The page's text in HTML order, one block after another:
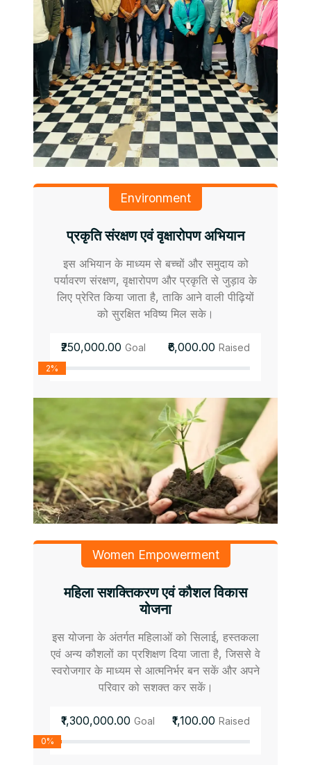
Environment
प्रकृति संरक्षण एवं वृक्षारोपण अभियान
इस अभियान के माध्यम से बच्चों और समुदाय को
पर्यावरण संरक्षण, वृक्षारोपण और प्रकृति से जुड़ाव के
लिए प्रेरित किया जाता है, ताकि आने वाली पीढ़ियों
को सुरक्षित भविष्य मिल सके।
₹250,000.00 Goal ₹6,000.00 Raised
2%
Women Empowerment
महिला सशक्तिकरण एवं कौशल विकास
योजना
इस योजना के अंतर्गत महिलाओं को सिलाई, हस्तकला
एवं अन्य कौशलों का प्रशिक्षण दिया जाता है, जिससे वे
स्वरोजगार के माध्यम से आत्मनिर्भर बन सकें और अपने
परिवार को सशक्त कर सकें।
₹1,300,000.00 Goal ₹1,100.00 Raised
0%